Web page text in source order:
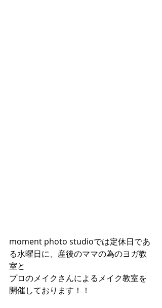
moment photo studioでは定休日であ
る水曜日に、産後のママの為のヨガ教
室と
プロのメイクさんによるメイク教室を
開催しております！！